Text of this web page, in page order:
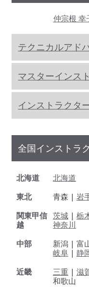
仲宗根
テクニカルアド
マスターインス
インストラクタ
全国インストラ
北海道
北海道
東北
青森 | 岩
関東甲信
越
茨城 | 栃
神奈川
中部
新潟 | 富
岐阜 | 静
近畿
三重 | 滋
和歌山